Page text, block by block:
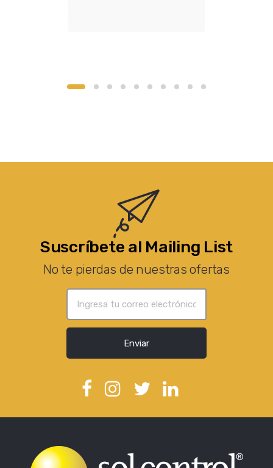
Suscríbete al Mailing List
No te pierdas de nuestras ofertas
Enviar